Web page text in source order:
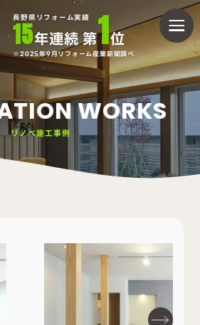
長野県リフォーム実績
15年連続 第1位
2025年9月リフォーム産業新聞調べ
WORKS
リノベ施工事例